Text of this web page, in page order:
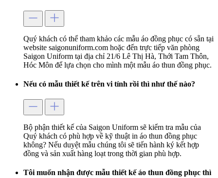
Quý khách có thể tham khảo các mẫu áo đồng phục có sẵn tại
website saigonuniform.com hoặc đến trực tiếp văn phòng
Saigon Uniform tại địa chỉ 21/6 Lê Thị Hà, Thới Tam Thôn,
Hóc Môn để lựa chọn cho mình một mẫu áo thun đồng phục.
Nếu có mẫu thiết kế trên vi tính rồi thì như thế nào?
Bộ phận thiết kế của Saigon Uniform sẽ kiểm tra mẫu của
Quý khách có phù hợp về kỹ thuật in áo thun đồng phục
không? Nếu duyệt mẫu chúng tôi sẽ tiến hành ký kết hợp
đồng và sản xuất hàng loạt trong thời gian phù hợp.
Tôi muốn nhận được mẫu thiết kế áo thun đồng phục thì